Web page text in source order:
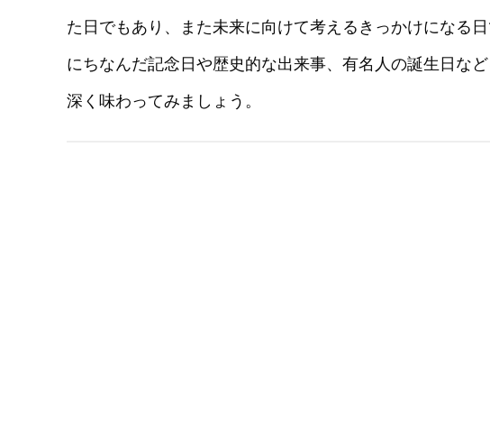
た日でもあり、また未来に向けて考えるきっかけになる
にちなんだ記念日や歴史的な出来事、有名人の誕生日な
深く味わってみましょう。